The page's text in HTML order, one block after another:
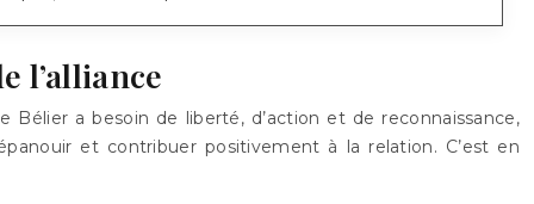
l’alliance
a besoin de liberté, d’action et de reconnaissance,
et contribuer positivement à la relation. C’est en